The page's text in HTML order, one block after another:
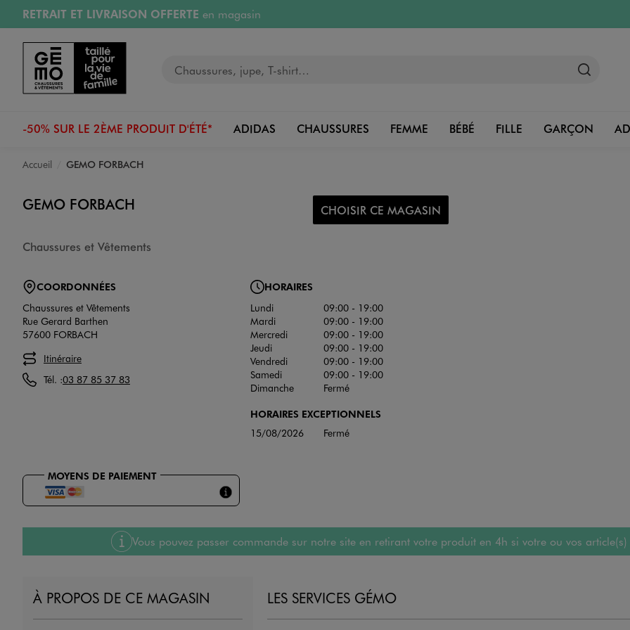
Aller au contenu principal
Aller à la navigation
RETRAIT ET LIVRAISON OFFERTE en magasin
Retours OFFERTSpendant 30 jours
PAYEZ EN 3x SANS FRAIS
dès 50€
RÉSERVATION GRATUITE
-50% SUR LE 2ÈME PRODUIT D'ÉTÉ* ADIDAS CHAUSSURES FEMME BÉBÉ FILLE GARÇON
Accueil GEMO FORBACH
GEMO FORBACH
Chaussures et Vêtements
CHOISIR CE MAGASIN
COORDONNÉES
Chaussures et Vêtements
Rue Gerard Barthen
57600 FORBACH
Itinéraire
Tél. :03 87 85 37 83
HORAIRES
Lundi
09:00 - 19:00
Mardi
09:00 - 19:00
Mercredi
09:00 - 19:00
Jeudi
09:00 - 19:00
Vendredi
09:00 - 19:00
Samedi
09:00 - 19:00
Dimanche
Fermé
HORAIRES EXCEPTIONNELS
15/08/2026 Fermé
MOYENS DE PAIEMENT
Vous pouvez passer commande sur notre site en retirant votre produit en 4h si votre ou vos
À PROPOS DE CE MAGASIN LES SERVICES GÉMO